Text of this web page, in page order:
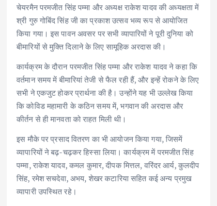
चेयरमैन परमजीत सिंह पम्मा और अध्यक्ष राकेश यादव की अध्यक्षता में
श्री गुरु गोबिंद सिंह जी का प्रकाश उत्सव भव्य रूप से आयोजित
किया गया। इस पावन अवसर पर सभी व्यापारियों ने पूरी दुनिया को
बीमारियों से मुक्ति दिलाने के लिए सामूहिक अरदास की।
कार्यक्रम के दौरान परमजीत सिंह पम्मा और राकेश यादव ने कहा कि
वर्तमान समय में बीमारियां तेजी से फैल रही हैं, और इन्हें रोकने के लिए
सभी ने एकजुट होकर प्रार्थना की है। उन्होंने यह भी उल्लेख किया
कि कोविड महामारी के कठिन समय में, भगवान की अरदास और
कीर्तन से ही मानवता को राहत मिली थी।
इस मौके पर प्रसाद वितरण का भी आयोजन किया गया, जिसमें
व्यापारियों ने बढ़-चढ़कर हिस्सा लिया। कार्यक्रम में परमजीत सिंह
पम्मा, राकेश यादव, कमल कुमार, दीपक मित्तल, वरिंदर आर्य, कुलदीप
सिंह, रमेश सचदेवा, अभय, शेखर कटारिया सहित कई अन्य प्रमुख
व्यापारी उपस्थित रहे।